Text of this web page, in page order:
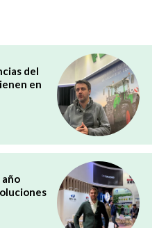
del
en
año